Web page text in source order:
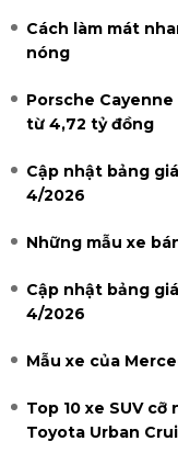
Cách làm mát
nóng
Porsche
từ 4,72 tỷ đồng
Cập nhật bảng
4/2026
Những mẫu xe
Cập nhật bảng
4/2026
Mẫu xe của
Top 10 xe SUV
Toyota Urban